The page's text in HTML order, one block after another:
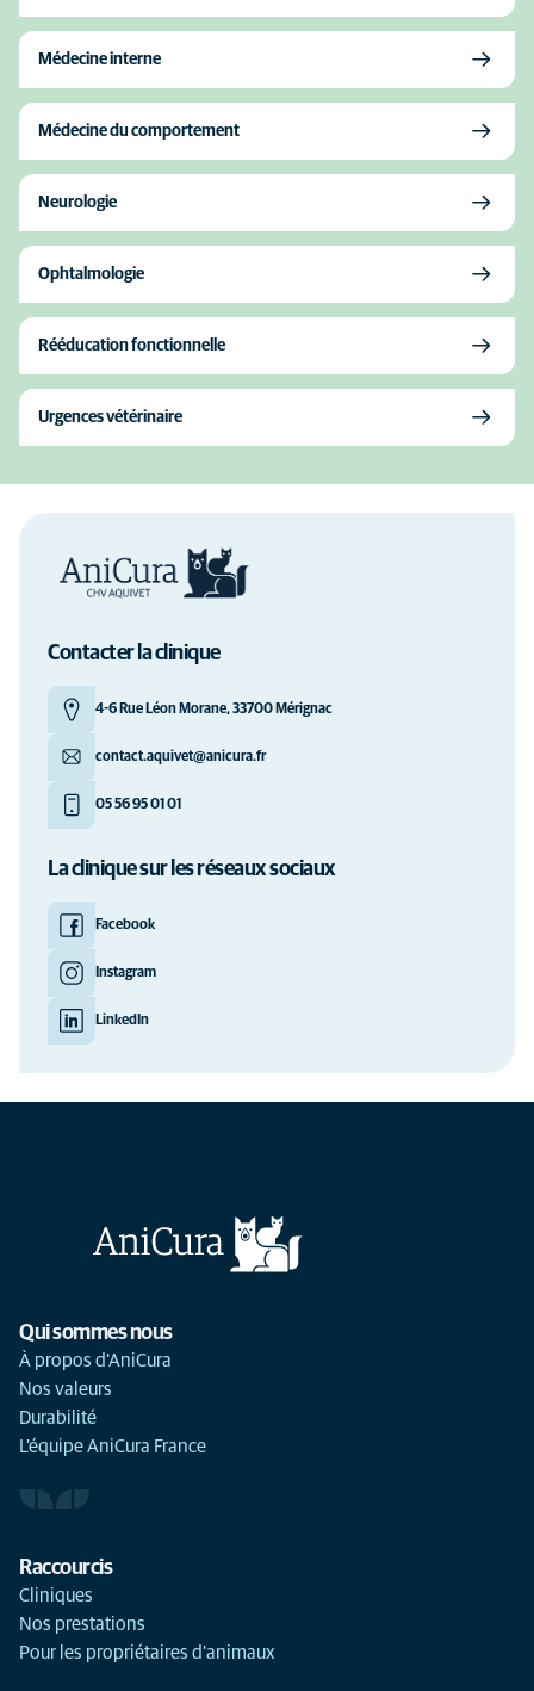
Médecine interne
Médecine du comportement
Neurologie
Ophtalmologie
Rééducation fonctionnelle
Urgences vétérinaire
Contacter la clinique
4-6 Rue Léon Morane, 33700 Mérignac
contact.aquivet@anicura.fr
05 56 95 01 01
La clinique sur les réseaux sociaux
Facebook
Instagram
LinkedIn
Qui sommes nous
À propos d'AniCura
Nos valeurs
Durabilité
L'équipe AniCura France
Raccourcis
Cliniques
Nos prestations
Pour les propriétaires d'animaux